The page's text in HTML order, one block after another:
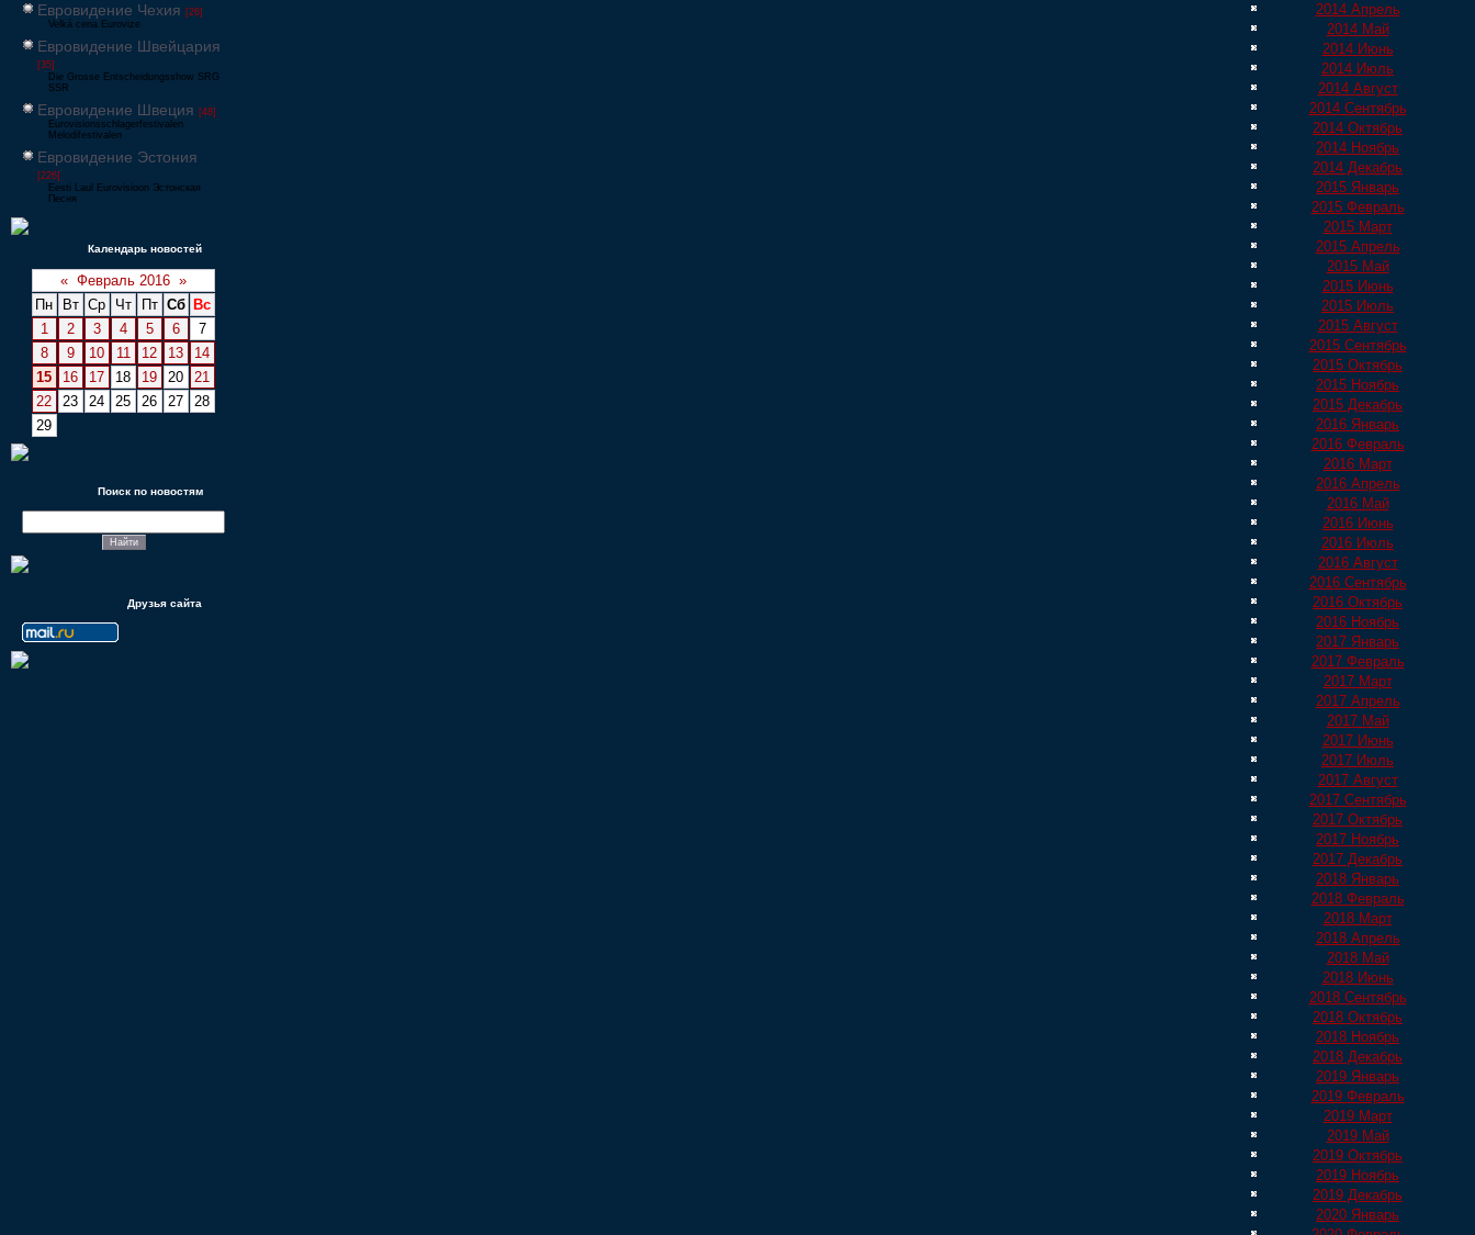
Евровидение Чехия [26]
Velká cena Eurovize
Евровидение Швейцария
[35]
Die Grosse Entscheidungsshow SRG
SSR
Евровидение Швеция [48]
Eurovisionsschlagerfestivalen
Melodifestivalen
Евровидение Эстония
[226]
Eesti Laul Eurovisioon Эстонская
Песня
Календарь новостей
« Февраль 2016 »
Пн
Вт Ср Чт Пт Сб
Вс
1
2 3 4 5 6
7
8
9 10 11 12 13
14
15
16 17 18 19 20
21
22
23 24 25 26 27
28
29
Поиск по новостям
Друзья сайта
2014 Апрель
2014 Май
2014 Июнь
2014 Июль
2014 Август
2014 Сентябрь
2014 Октябрь
2014 Ноябрь
2014 Декабрь
2015 Январь
2015 Февраль
2015 Март
2015 Апрель
2015 Май
2015 Июнь
2015 Июль
2015 Август
2015 Сентябрь
2015 Октябрь
2015 Ноябрь
2015 Декабрь
2016 Январь
2016 Февраль
2016 Март
2016 Апрель
2016 Май
2016 Июнь
2016 Июль
2016 Август
2016 Сентябрь
2016 Октябрь
2016 Ноябрь
2017 Январь
2017 Февраль
2017 Март
2017 Апрель
2017 Май
2017 Июнь
2017 Июль
2017 Август
2017 Сентябрь
2017 Октябрь
2017 Ноябрь
2017 Декабрь
2018 Январь
2018 Февраль
2018 Март
2018 Апрель
2018 Май
2018 Июнь
2018 Сентябрь
2018 Октябрь
2018 Ноябрь
2018 Декабрь
2019 Январь
2019 Февраль
2019 Март
2019 Май
2019 Октябрь
2019 Ноябрь
2019 Декабрь
2020 Январь